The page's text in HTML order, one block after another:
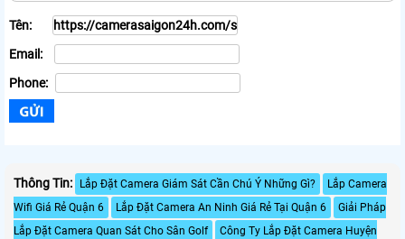
Tên:
Email:
Phone:
Thông Tin: Lắp Đặt Camera Giám Sát Cần Chú Ý Những Gì?
Lắp Camera
Wifi Giá Rẻ Quận 6
Lắp Đặt Camera An Ninh Giá Rẻ Tại Quận 6
Giải Pháp
Lắp Đặt Camera Quan Sát Cho Sân Golf
Công Ty Lắp Đặt Camera Huyện